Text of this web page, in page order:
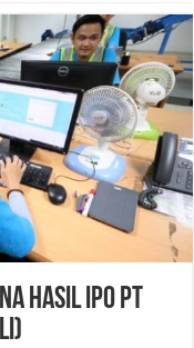
Hasil IPO PT